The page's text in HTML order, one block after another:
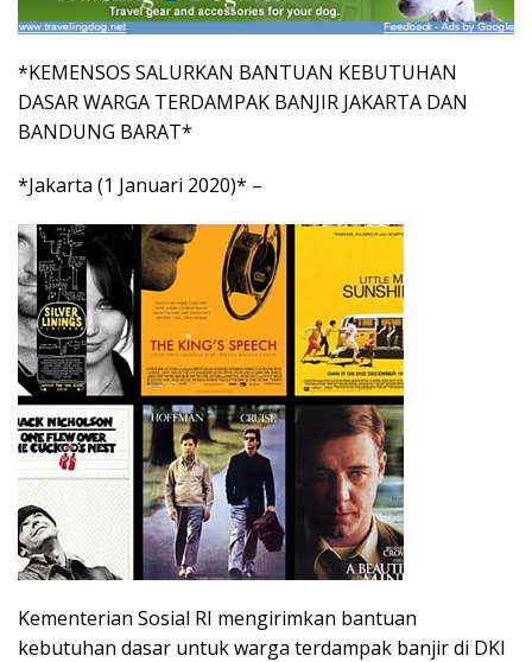
*KEMENSOS SALURKAN BANTUAN KEBUTUHAN
DASAR WARGA TERDAMPAK BANJIR JAKARTA DAN
BANDUNG BARAT*
*Jakarta (1 Januari 2020)* –
Kementerian Sosial RI mengirimkan bantuan
kebutuhan dasar untuk warga terdampak banjir di DKI